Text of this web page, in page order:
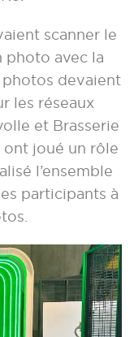
scanner le
photo avec la
photos devaient
les réseaux
et Brasserie
ont joué un rôle
l’ensemble
participants à